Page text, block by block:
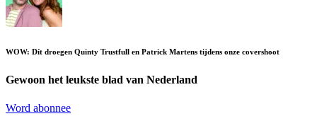
WOW: Dít droegen Quinty Trustfull en Patrick Martens tijdens onze covershoot
Gewoon het leukste blad van Nederland
Word abonnee